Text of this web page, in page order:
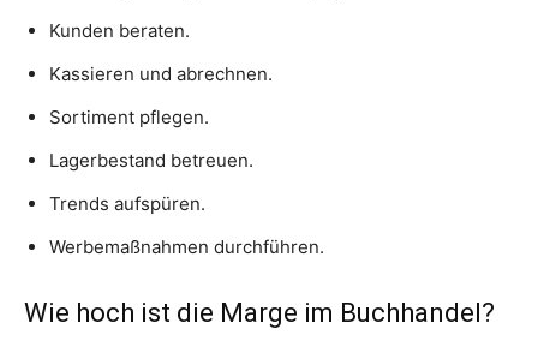
Kunden beraten.
Kassieren und abrechnen.
Sortiment pflegen.
Lagerbestand betreuen.
Trends aufspüren.
Werbemaßnahmen durchführen.
Wie hoch ist die Marge im Buchhandel?